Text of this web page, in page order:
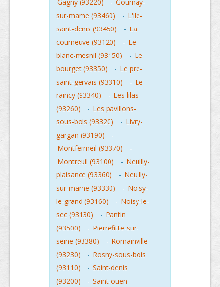
Gagny (93220)
- Gournay-
sur-marne (93460)
- L'ile-
saint-denis (93450)
- La
courneuve (93120)
- Le
blanc-mesnil (93150)
- Le
bourget (93350)
- Le pre-
saint-gervais (93310)
- Le
raincy (93340)
- Les lilas
(93260)
- Les pavillons-
sous-bois (93320)
- Livry-
gargan (93190)
-
Montfermeil (93370)
-
Montreuil (93100)
- Neuilly-
plaisance (93360)
- Neuilly-
sur-marne (93330)
- Noisy-
le-grand (93160)
- Noisy-le-
sec (93130)
- Pantin
(93500)
- Pierrefitte-sur-
seine (93380)
- Romainville
(93230)
- Rosny-sous-bois
(93110)
- Saint-denis
(93200)
- Saint-ouen